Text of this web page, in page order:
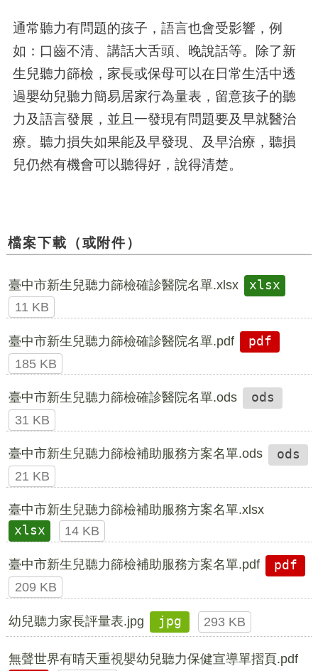
通常聽力有問題的孩子，語言也會受影響，例
如：口齒不清、講話大舌頭、晚說話等。除了新
生兒聽力篩檢，家長或保母可以在日常生活中透
過嬰幼兒聽力簡易居家行為量表，留意孩子的聽
力及語言發展，並且一發現有問題要及早就醫治
療。聽力損失如果能及早發現、及早治療，聽損
兒仍然有機會可以聽得好，說得清楚。
檔案下載（或附件）
臺中市新生兒聽力篩檢確診醫院名單.xlsx
xlsx
11 KB
臺中市新生兒聽力篩檢確診醫院名單.pdf
pdf
185 KB
臺中市新生兒聽力篩檢確診醫院名單.ods
ods
31 KB
臺中市新生兒聽力篩檢補助服務方案名單.ods
ods
21 KB
臺中市新生兒聽力篩檢補助服務方案名單.xlsx
xlsx
14 KB
臺中市新生兒聽力篩檢補助服務方案名單.pdf
pdf
209 KB
幼兒聽力家長評量表.jpg jpg 293 KB
無聲世界有晴天重視嬰幼兒聽力保健宣導單摺頁.pdf